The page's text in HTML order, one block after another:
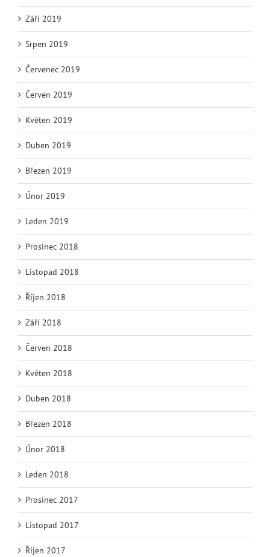
Září 2019
Srpen 2019
Červenec 2019
Červen 2019
Květen 2019
Duben 2019
Březen 2019
Únor 2019
Leden 2019
Prosinec 2018
Listopad 2018
Říjen 2018
Září 2018
Červen 2018
Květen 2018
Duben 2018
Březen 2018
Únor 2018
Leden 2018
Prosinec 2017
Listopad 2017
Říjen 2017